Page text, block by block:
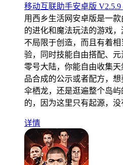
移动互联助手安卓版 V2.5.9
用 西乡生活网安卓版是一
的进化和魔法玩法的游戏
不局限于创造，而且有着
验，同时技能自由搭配、
零号大陆，你能自由收集
品合成的公示或者配方，
伞栖龙，还是逛遍整个岛
的，因为这里只有起源，没
详情